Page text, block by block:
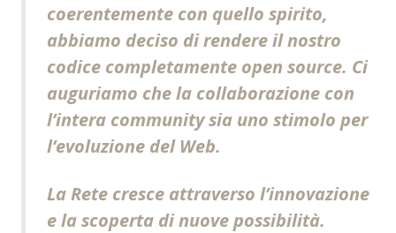
coerentemente con quello spirito,
abbiamo deciso di rendere il nostro
codice completamente open source. Ci
auguriamo che la collaborazione con
l’intera community sia uno stimolo per
l’evoluzione del Web.
La Rete cresce attraverso l’innovazione
e la scoperta di nuove possibilità.